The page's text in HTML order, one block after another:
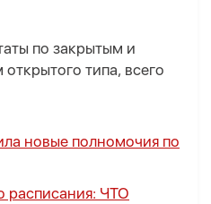
по закрытым и
типа, всего
новые полномочия по
расписания: ЧТО